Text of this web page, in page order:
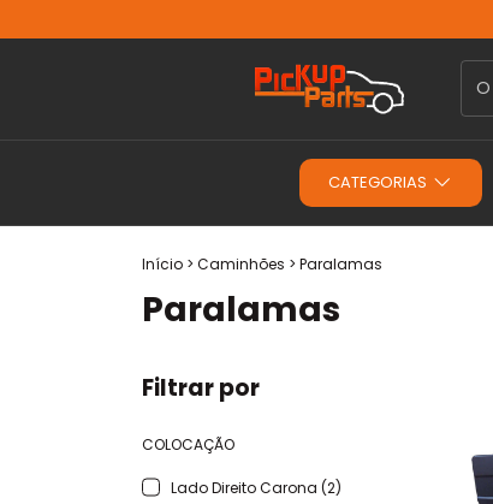
CATEGORIAS
Início > Caminhões > Paralamas
Paralamas
Filtrar por
COLOCAÇÃO
Lado Direito Carona (2)